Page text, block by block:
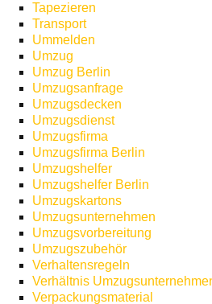
Tapezieren
Transport
Ummelden
Umzug
Umzug Berlin
Umzugsanfrage
Umzugsdecken
Umzugsdienst
Umzugsfirma
Umzugsfirma Berlin
Umzugshelfer
Umzugshelfer Berlin
Umzugskartons
Umzugsunternehmen
Umzugsvorbereitung
Umzugszubehör
Verhaltensregeln
Verhältnis
Verpackungsmaterial